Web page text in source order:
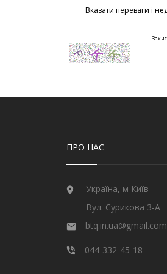
ПРО НАС
Україна, м Київ
Вул. Сурикова 3-А
btq.in.ua@gmail.com
044-332-45-18